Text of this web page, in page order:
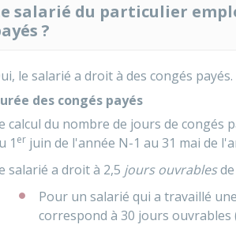
salarié du particulier
?
le salarié a droit à des congés payés.
des congés payés
calcul du nombre de jours de congés
1 er juin de l'année N-1 au 31 mai de
salarié a droit à 2,5 jours ouvrablesde
Pour un salarié qui a travaillé
correspond à 30 jours ouvrables